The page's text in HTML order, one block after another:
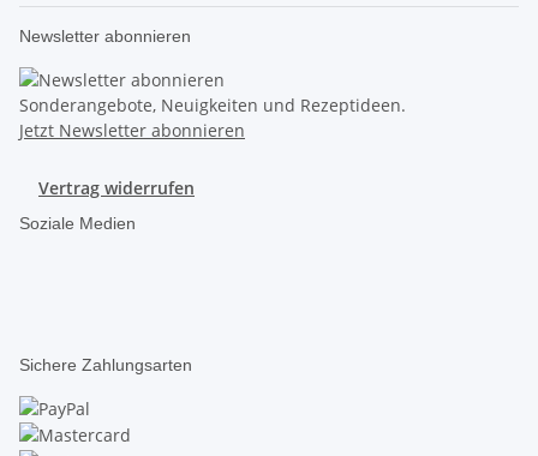
Newsletter abonnieren
Sonderangebote, Neuigkeiten und Rezeptideen.
Jetzt Newsletter abonnieren
Vertrag widerrufen
Soziale Medien
Sichere Zahlungsarten